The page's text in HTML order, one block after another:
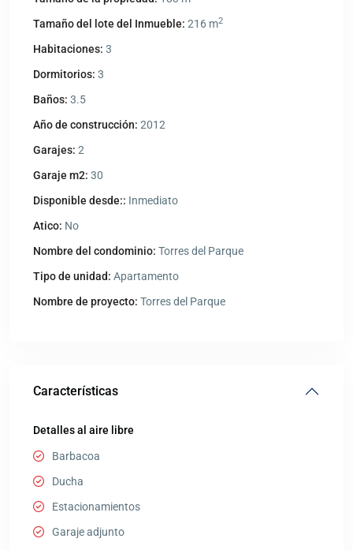
Tamaño del lote del Inmueble: 216 m2
Habitaciones: 3
Dormitorios: 3
Baños: 3.5
Año de construcción: 2012
Garajes: 2
Garaje m2: 30
Disponible desde:: Inmediato
Atico: No
Nombre del condominio: Torres del Parque
Tipo de unidad: Apartamento
Nombre de proyecto: Torres del Parque
Características
Detalles al aire libre
Barbacoa
Ducha
Estacionamientos
Garaje adjunto